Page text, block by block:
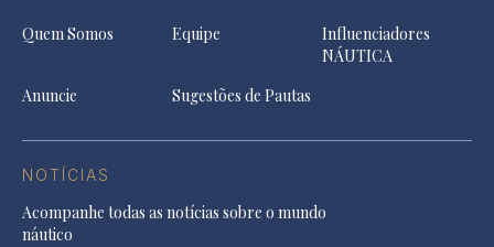
Quem Somos Equipe
Influenciadores
NÁUTICA
Anuncie
Sugestões de Pautas
NOTÍCIAS
Acompanhe todas as notícias sobre o mundo
náutico